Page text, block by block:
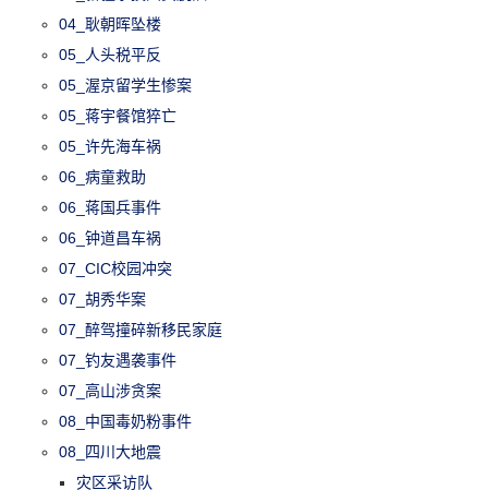
04_耿朝晖坠楼
05_人头税平反
05_渥京留学生惨案
05_蒋宇餐馆猝亡
05_许先海车祸
06_病童救助
06_蒋国兵事件
06_钟道昌车祸
07_CIC校园冲突
07_胡秀华案
07_醉驾撞碎新移民家庭
07_钓友遇袭事件
07_高山涉贪案
08_中国毒奶粉事件
08_四川大地震
灾区采访队